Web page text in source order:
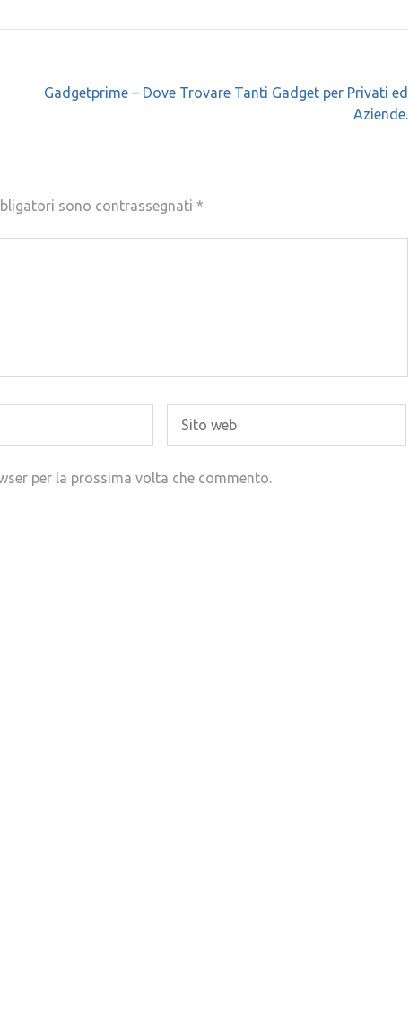
Gadgetprime – Dove Trovare Tanti Gadget per Privati ed
Aziende.
sono contrassegnati *
per la prossima volta che commento.